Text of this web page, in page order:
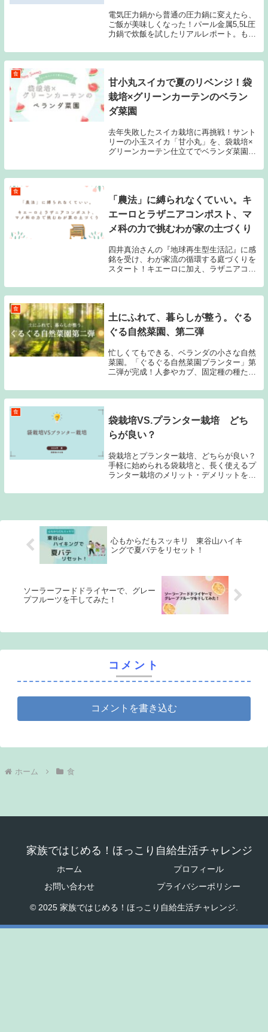
電気圧力鍋から普通の圧力鍋に変えたら、
ご飯が美味しくなった！パール金属5,5L圧
力鍋で炊飯を試したリアルレポート。もち
炊ける！
食
甘小丸スイカで夏のリベンジ！袋
栽培×グリーンカーテンのベラン
ダ菜園
去年失敗したスイカ栽培に再挑戦！サント
リーの小玉スイカ「甘小丸」を、袋栽培×
グリーンカーテン仕立てでベランダ菜園
で楽しむエコで楽しい夏の自給チャレン
ジ。
食
「農法」に縛られなくていい。キ
エーロとラザニアコンポスト、マ
メ科の力で挑むわが家の土づくり
四井真治さんの『地球再生型生活記』に感
銘を受け、わが家流の循環する庭づくりを
スタート！キエーロに加え、ラザニアコン
取り入れた実験的な土づくりの計画をまと
めました。自然の力と人の暮らしを心地よ
す。
食
土にふれて、暮らしが整う。ぐる
ぐる自然菜園、第二弾
忙しくてもできる、ベランダの小さな自然
菜園。「ぐるぐる自然菜園プランター」第
二弾が完成！人参やカブ、固定種の種たち
も紹介します。
食
袋栽培VS.プランター栽培 どち
らが良い？
袋栽培とプランター栽培、どちらが良い？
手軽に始められる袋栽培と、長く使えるプ
ランター栽培のメリット・デメリットを比
徴と選び方を紹介します。家庭菜園を始め
心もからだもスッキリ 東谷山ハイキ
ングで夏バテをリセット！
ソーラーフードドライヤーで、グレー
プフルーツを干してみた！
コメント
コメントを書き込む
ホーム 食
家族ではじめる！ほっこり自給生活チャレンジ
ホーム
プロフィール
お問い合わせ
プライバシーポリシー
© 2025 家族ではじめる！ほっこり自給生活チャレンジ.